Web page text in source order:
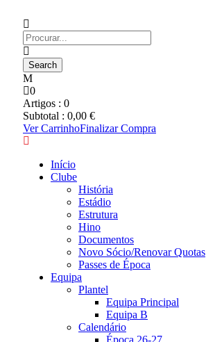
0
Artigos : 0
Subtotal : 0,00 €
Ver CarrinhoFinalizar Compra
Início
Clube
História
Estádio
Estrutura
Hino
Documentos
Novo Sócio/Renovar Quotas
Passes de Época
Equipa
Plantel
Equipa Principal
Equipa B
Calendário
Época 26-27